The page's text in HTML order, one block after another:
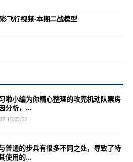
飞行视频-本期二战模型
啦小编为你精心整理的攻壳机动队票房
分析，...
15:05:52
普通的步兵有很多不同之处，导致了特
使用的...